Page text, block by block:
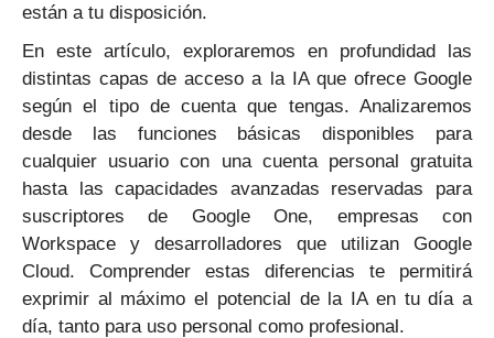
están a tu disposición.
En este artículo, exploraremos en profundidad las
distintas capas de acceso a la IA que ofrece Google
según el tipo de cuenta que tengas. Analizaremos
desde las funciones básicas disponibles para
cualquier usuario con una cuenta personal gratuita
hasta las capacidades avanzadas reservadas para
suscriptores de Google One, empresas con
Workspace y desarrolladores que utilizan Google
Cloud. Comprender estas diferencias te permitirá
exprimir al máximo el potencial de la IA en tu día a
día, tanto para uso personal como profesional.